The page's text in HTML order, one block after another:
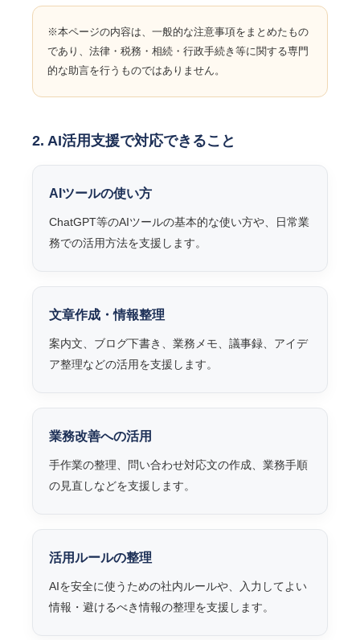
※本ページの内容は、一般的な注意事項をまとめたもの
であり、法律・税務・相続・行政手続き等に関する専門
的な助言を行うものではありません。
2. AI活用支援で対応できること
AIツールの使い方
ChatGPT等のAIツールの基本的な使い方や、日常業
務での活用方法を支援します。
文章作成・情報整理
案内文、ブログ下書き、業務メモ、議事録、アイデ
ア整理などの活用を支援します。
業務改善への活用
手作業の整理、問い合わせ対応文の作成、業務手順
の見直しなどを支援します。
活用ルールの整理
AIを安全に使うための社内ルールや、入力してよい
情報・避けるべき情報の整理を支援します。